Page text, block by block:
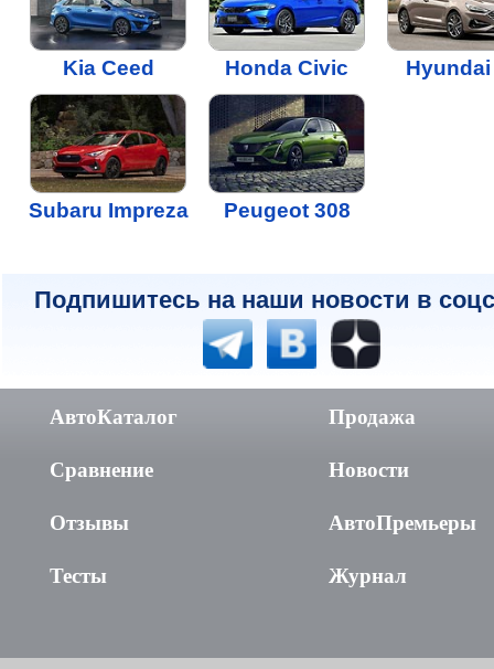
Kia Ceed Honda Civic Hyundai
Subaru Impreza Peugeot 308
Подпишитесь на наши новости в
АвтоКаталог
Сравнение
Отзывы
Тесты
Продажа
Новости
АвтоПремьеры
Журнал